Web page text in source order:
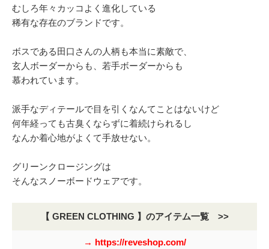
むしろ年々カッコよく進化している
稀有な存在のブランドです。
ボスである田口さんの人柄も本当に素敵で、
玄人ボーダーからも、若手ボーダーからも
慕われています。
派手なディテールで目を引くなんてことはないけど
何年経っても古臭くならずに着続けられるし
なんか着心地がよくて手放せない。
グリーンクロージングは
そんなスノーボードウェアです。
【 GREEN CLOTHING 】のアイテム一覧 >>
→ https://reveshop.com/